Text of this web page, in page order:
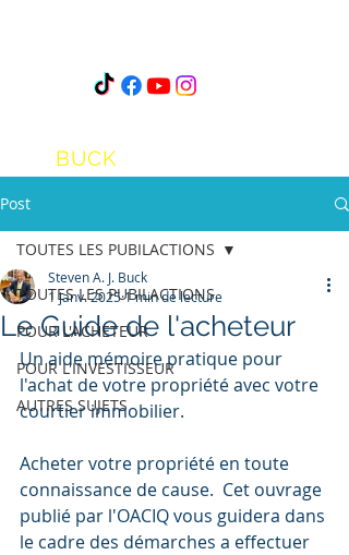
BUCK
Post
TOUTES LES PUBILACTIONS
POUR L'ACHETEUR
POUR L'INVESTISSEUR
AUTRES SUJETS
TOUTES LES PUBILACTIONS
Le Guide de l'acheteur
Steven A. J. Buck
1 janv. 20251 min de lecture
Un aide mémoire pratique pour
l'achat de votre propriété avec votre
courtier immobilier.
Acheter votre propriété en toute
connaissance de cause.  Cet ouvrage
publié par l'OACIQ vous guidera dans
le cadre des démarches a effectuer